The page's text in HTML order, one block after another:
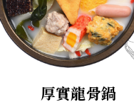
厚實龍骨鍋